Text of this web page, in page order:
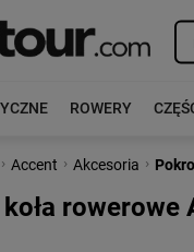
ROWERY
› Accent › Akcesoria ›
rowerowe